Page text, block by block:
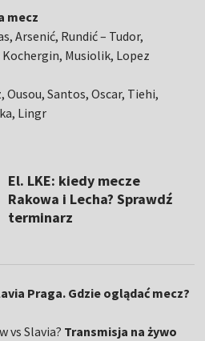
mecz
Arsenić, Rundić – Tudor,
Musiolik, Lopez
Ousou, Santos, Oscar, Tiehi,
Lingr
El. LKE: kiedy mecze
Rakowa i Lecha? Sprawdź
terminarz
Praga. Gdzie oglądać mecz?
vs Slavia? Transmisja na żywo